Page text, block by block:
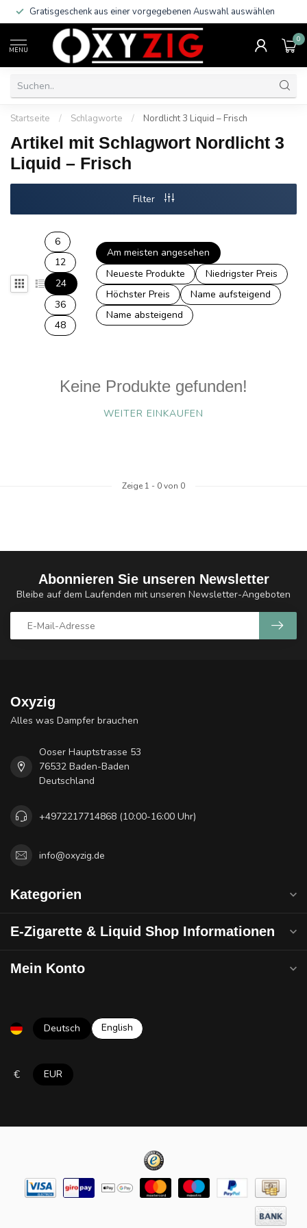
Gratisgeschenk aus einer vorgegebenen Auswahl auswählen
MENU
0
Startseite / Schlagworte / Nordlicht 3 Liquid – Frisch
Artikel mit Schlagwort Nordlicht 3
Liquid – Frisch
Filter
6
12
24
36
48
Am meisten angesehen
Neueste Produkte
Niedrigster Preis
Höchster Preis
Name aufsteigend
Name absteigend
Keine Produkte gefunden!
WEITER EINKAUFEN
Zeige 1 - 0von 0
Abonnieren Sie unseren Newsletter
Bleibe auf dem Laufenden mit unseren Newsletter-Angeboten
Oxyzig
Alles was Dampfer brauchen
Ooser Hauptstrasse 53
76532 Baden-Baden
Deutschland
+4972217714868 (10:00-16:00 Uhr)
info@oxyzig.de
Kategorien
E-Zigarette & Liquid Shop Informationen
Mein Konto
Deutsch English
€ EUR